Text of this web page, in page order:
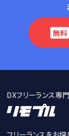
無料
DXフリーランス専